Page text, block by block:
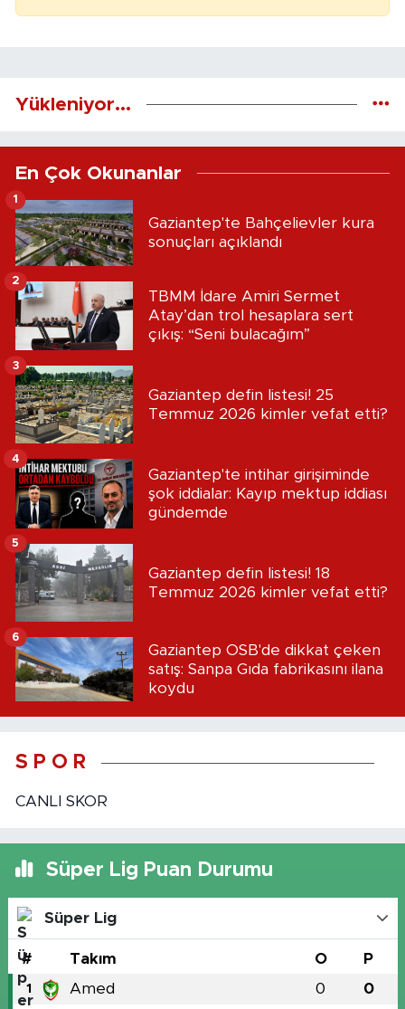
Yükleniyor...
En Çok Okunanlar
Gaziantep'te Bahçelievler kura
sonuçları açıklandı
1
TBMM İdare Amiri Sermet
Atay’dan trol hesaplara sert
çıkış: “Seni bulacağım”
2
Gaziantep defin listesi! 25
Temmuz 2026 kimler vefat etti?
3
Gaziantep'te intihar girişiminde
şok iddialar: Kayıp mektup iddiası
gündemde
4
Gaziantep defin listesi! 18
Temmuz 2026 kimler vefat etti?
5
Gaziantep OSB'de dikkat çeken
satış: Sanpa Gıda fabrikasını ilana
koydu
6
S P O R
CANLI SKOR
Süper Lig Puan Durumu
Süper Lig
# Takım O P
1 Amed 0 0